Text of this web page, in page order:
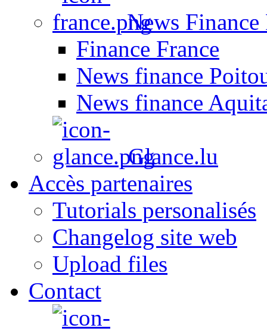
News Finance
Finance France
News finance
News finance
Glance.lu
Accès partenaires
Tutorials personalisés
Changelog site web
Upload files
Contact